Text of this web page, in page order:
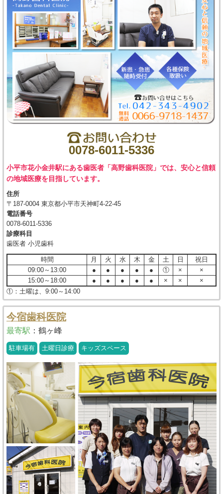
0078-6011-5336
小平市花小金井駅にある歯医者「高野歯科医院」では、安心と信頼
の地域医療を目指しています。
住所
〒187-0004 東京都小平市天神町4-22-45
電話番号
0078-6011-5336
診療科目
歯医者 小児歯科
時間 月 火 水 木 金 土 日
祝日
09:00～13:00
● ● ● ● ● ① ×
×
15:00～18:00
● ● ● ● ● × ×
×
①：土曜は、9:00～14:00
今宿歯科医院
最寄駅 ： 鶴ヶ峰
駐車場有 土曜日診療 キッズスペース